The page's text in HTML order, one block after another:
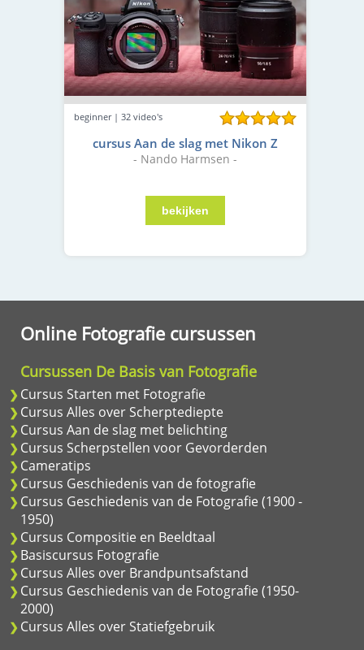
beginner | 32 video's
cursus Aan de slag met Nikon Z
- Nando Harmsen -
Online Fotografie cursussen
Cursussen De Basis van Fotografie
Cursus Starten met Fotografie
Cursus Alles over Scherptediepte
Cursus Aan de slag met belichting
Cursus Scherpstellen voor Gevorderden
Cameratips
Cursus Geschiedenis van de fotografie
Cursus Geschiedenis van de Fotografie (1900 -
1950)
Cursus Compositie en Beeldtaal
Basiscursus Fotografie
Cursus Alles over Brandpuntsafstand
Cursus Geschiedenis van de Fotografie (1950-
2000)
Cursus Alles over Statiefgebruik